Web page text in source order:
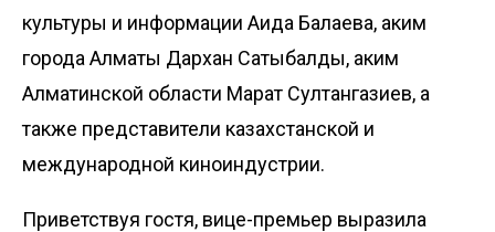
культуры и информации Аида Балаева, аким
города Алматы Дархан Сатыбалды, аким
Алматинской области Марат Султангазиев, а
также представители казахстанской и
международной киноиндустрии.
Приветствуя гостя, вице-премьер выразила